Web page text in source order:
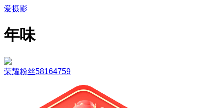
爱摄影
年味
荣耀粉丝58164759